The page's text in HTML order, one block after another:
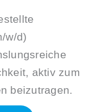
w/d)
aktiv zum
beizutragen.